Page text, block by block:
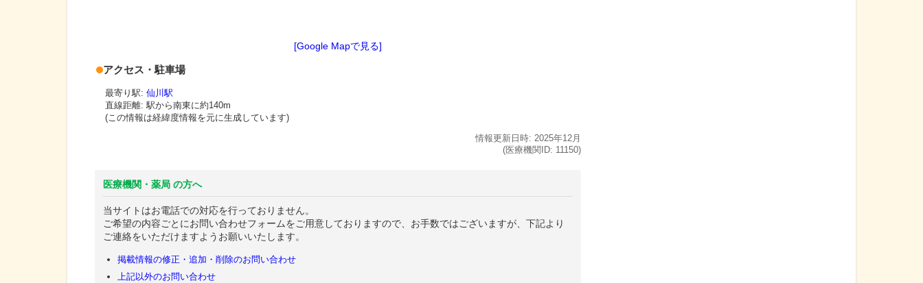
[Google Mapで見る]
アクセス・駐車場
最寄り駅: 仙川駅
直線距離: 駅から南東に約140m
(この情報は経緯度情報を元に生成しています)
情報更新日時: 2025年12月
(医療機関ID: 11150)
医療機関・薬局 の方へ
当サイトはお電話での対応を行っておりません。
ご希望の内容ごとにお問い合わせフォームをご用意しておりますので、お手数ではございますが、下記より
ご連絡をいただけますようお願いいたします。
掲載情報の修正・追加・削除のお問い合わせ
上記以外のお問い合わせ